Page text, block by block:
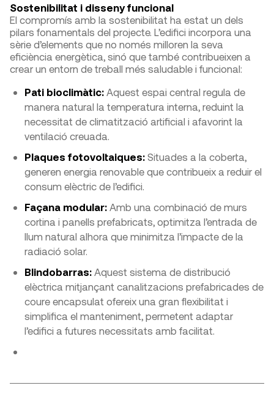
Sostenibilitat i disseny funcional
El compromís amb la sostenibilitat ha estat un dels
pilars fonamentals del projecte. L’edifici incorpora una
sèrie d’elements que no només milloren la seva
eficiència energètica, sinó que també contribueixen a
crear un entorn de treball més saludable i funcional:
Pati bioclimàtic: Aquest espai central regula de
manera natural la temperatura interna, reduint la
necessitat de climatització artificial i afavorint la
ventilació creuada.
Plaques fotovoltaiques: Situades a la coberta,
generen energia renovable que contribueix a reduir el
consum elèctric de l’edifici.
Façana modular: Amb una combinació de murs
cortina i panells prefabricats, optimitza l’entrada de
llum natural alhora que minimitza l’impacte de la
radiació solar.
Blindobarras: Aquest sistema de distribució
elèctrica mitjançant canalitzacions prefabricades de
coure encapsulat ofereix una gran flexibilitat i
simplifica el manteniment, permetent adaptar
l’edifici a futures necessitats amb facilitat.